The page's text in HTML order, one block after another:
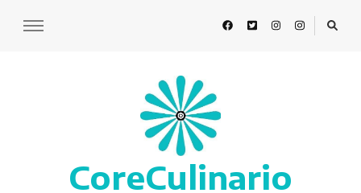
CoreCulinario